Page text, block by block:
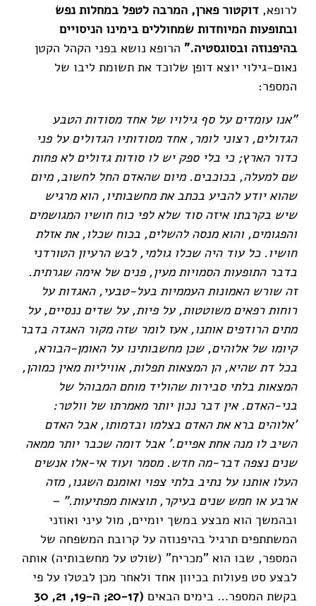
לרופא, דוקטור פארן, המרבה לטפל במחלות נפש
ובתופעות המיוחדות שמחוללים בימינו הניסויים
בהיפנוזה ובסוגסטיה."הרופא נושא בפני הקהל הקטן
נאום-גילוי יוצא דופן שלוכד את תשומת ליבו של
המספר:
"אנו עומדים על סף גילויו של אחד מסודות הטבע
הגדולים, רצוני לומר, אחד מסודותיו הגדולים על פני
כדור הארץ; כי בלי ספק יש לו סודות גדולים לא פחות
שם למעלה, בכוכבים. מיום שהאדם החל לחשוב, מיום
שהוא יודע להביע בכתב את מחשבותיו, הוא מרגיש
שיש בקרבתו איזה סוד שלא לפי כוח חושיו המגושמים
והפגומים, והוא מנסה להשלים, בכוח שכלו, את אזלת
חושיו. כל עוד היה שכלו גולמי, לבש הרעיון הטורדני
בדבר התופעות הסמויות מעין, פנים של אימה שגרתית.
זה שורש האמונות העממיות בעל-טבעי, האגדות על
רוחות רפאים משוטטות, על פיות, על שדים ננסיים, על
מתים הרודפים אותנו, אעז לומר שזה מקור האגדה בדבר
קיומו של אלוהים, שכן מחשבותינו על האומן-הבורא,
בכל דת שהיא, הן המצאות תפלות, אוויליות מאין כמוהן,
המצאות בלתי סבירות שהוליד מוחם המבוהל של
בני-האדם. אין דבר נכון יותר מאמרתו של וולטר:
'אלוהים ברא את האדם בצלמו ובדמותו, אבל האדם
השיב לו מנה אחת אפיים.' אבל דומה שכבר יותר ממאה
שנים נצפה דבר-מה חדש. מסמר ועוד אי-אלו אנשים
העלו אותנו על נתיב בלתי צפוי ואומנם השגנו, מזה
ארבע או חמש שנים בעיקר, תוצאות מפתיעות." –
ובהמשך הוא מבצע במשך יומיים, מול עיני ואוזני
המשתתפים תרגיל בהיפנוזה על קרובת המשפחה של
המספר, שבו הוא "מכריח" (שולט על מחשבותיה) אותה
לבצע סט פעולות בכיוון אחד ולאחר מכן לבטלו על פי
בקשת המספר… בימים הבאים
(20-17; ה-19, 21, 30